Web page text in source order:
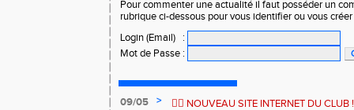
Pour commenter une actualité il faut posséder un
rubrique ci-dessous pour vous identifier ou vous
Login (Email)
:
Mot de Passe :
09/05 >
🏃‍♂️ NOUVEAU SITE INTERNET DU CLUB